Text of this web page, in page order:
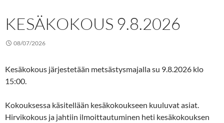
KESÄKOKOUS 9.8.2026
08/07/2026
Kesäkokous järjestetään metsästysmajalla su 9.8.2026 klo
15:00.
Kokouksessa käsitellään kesäkokoukseen kuuluvat asiat.
Hirvikokous ja jahtiin ilmoittautuminen heti kesäkokouksen